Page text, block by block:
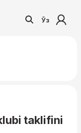
Ўз
taklifini